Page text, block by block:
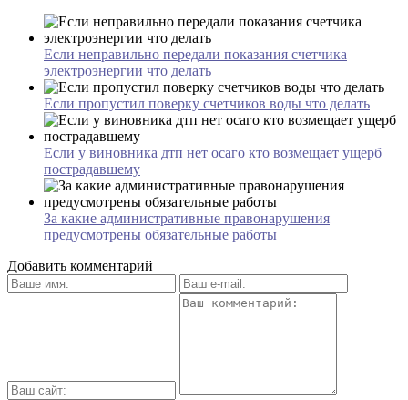
Если неправильно передали показания счетчика
электроэнергии что делать
Если пропустил поверку счетчиков воды что делать
Если у виновника дтп нет осаго кто возмещает ущерб
пострадавшему
За какие административные правонарушения
предусмотрены обязательные работы
Добавить комментарий